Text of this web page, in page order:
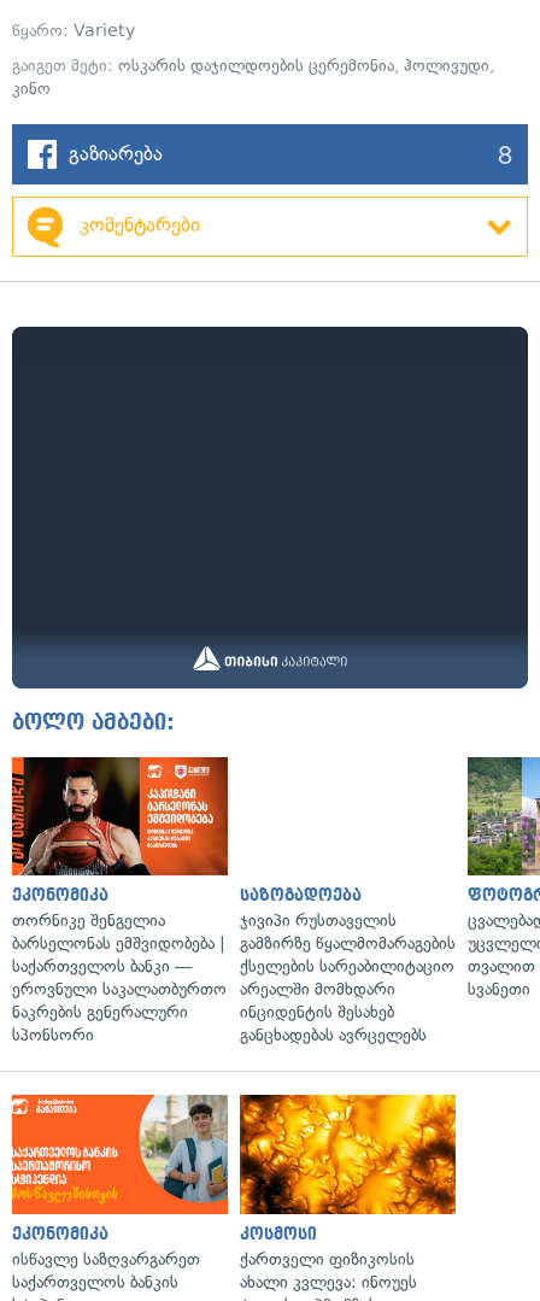
წყარო: Variety
გაიგეთ მეტი: ოსკარის დაჯილდოების ცერემონია, ჰოლივუდი,
კინო
გაზიარება 8
კომენტარები
ბოლო ამბები:
ეკონომიკა
თორნიკე შენგელია
ბარსელონას ემშვიდობება |
საქართველოს ბანკი —
ეროვნული საკალათბურთო
ნაკრების გენერალური
სპონსორი
საზოგადოება
ჯივიპი რუსთაველის
გამზირზე წყალმომარაგების
ქსელების სარეაბილიტაციო
არეალში მომხდარი
ინციდენტის შესახებ
განცხადებას ავრცელებს
თვალით
სვანეთი
ეკონომიკა
ისწავლე საზღვარგარეთ
საქართველოს ბანკის
კოსმოსი
ქართველი ფიზიკოსის
ახალი კვლევა: ინოუეს